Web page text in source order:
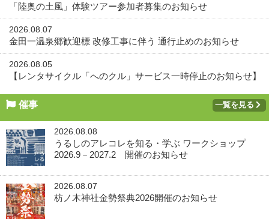
「陸奥の土風」体験ツアー参加者募集のお知らせ
2026.08.07
金田一温泉郷歓迎標 改修工事に伴う 通行止めのお知らせ
2026.08.05
【レンタサイクル「へのクル」サービス一時停止のお知らせ】
催事 一覧を見る
2026.08.08
うるしのアレコレを知る・学ぶ ワークショップ
2026.9－2027.2 開催のお知らせ
2026.08.07
枋ノ木神社金勢祭典2026開催のお知らせ